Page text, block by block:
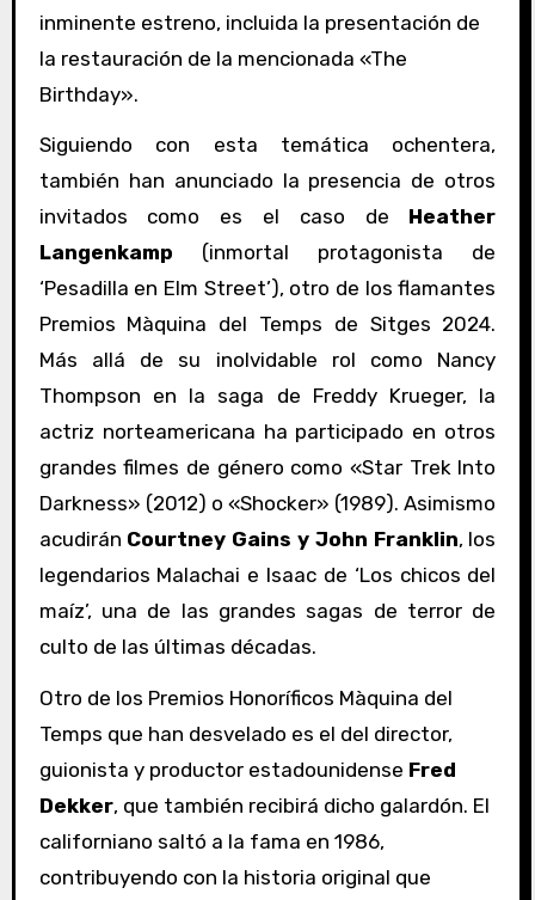
inminente estreno, incluida la presentación de
la restauración de la mencionada «The
Birthday».
Siguiendo con esta temática ochentera,
también han anunciado la presencia de otros
invitados como es el caso de Heather
Langenkamp (inmortal protagonista de
‘Pesadilla en Elm Street’), otro de los flamantes
Premios Màquina del Temps de Sitges 2024.
Más allá de su inolvidable rol como Nancy
Thompson en la saga de Freddy Krueger, la
actriz norteamericana ha participado en otros
grandes filmes de género como «Star Trek Into
Darkness» (2012) o «Shocker» (1989). Asimismo
acudirán Courtney Gains y John Franklin, los
legendarios Malachai e Isaac de ‘Los chicos del
maíz’, una de las grandes sagas de terror de
culto de las últimas décadas.
Otro de los Premios Honoríficos Màquina del
Temps que han desvelado es el del director,
guionista y productor estadounidense Fred
Dekker, que también recibirá dicho galardón. El
californiano saltó a la fama en 1986,
contribuyendo con la historia original que